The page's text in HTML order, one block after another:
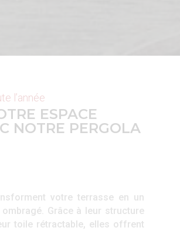
l’année
ESPACE
NOTRE PERGOLA
votre terrasse en un
Grâce à leur structure
toile rétractable, elles offrent